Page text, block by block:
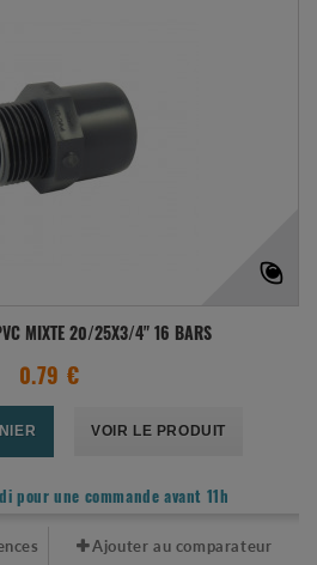
MIXTE 20/25X3/4" 16 BARS
0.79 €
VOIR LE PRODUIT
pour une commande avant 11h
Ajouter au comparateur